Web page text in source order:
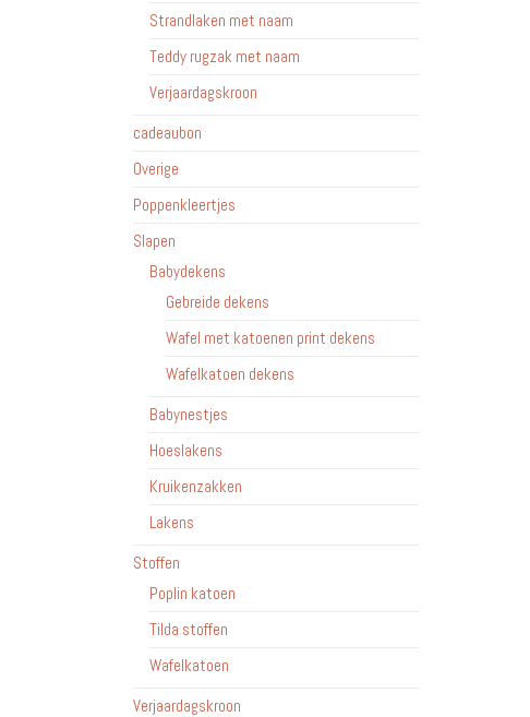
Strandlaken met naam
Teddy rugzak met naam
Verjaardagskroon
cadeaubon
Overige
Poppenkleertjes
Slapen
Babydekens
Gebreide dekens
Wafel met katoenen print dekens
Wafelkatoen dekens
Babynestjes
Hoeslakens
Kruikenzakken
Lakens
Stoffen
Poplin katoen
Tilda stoffen
Wafelkatoen
Verjaardagskroon